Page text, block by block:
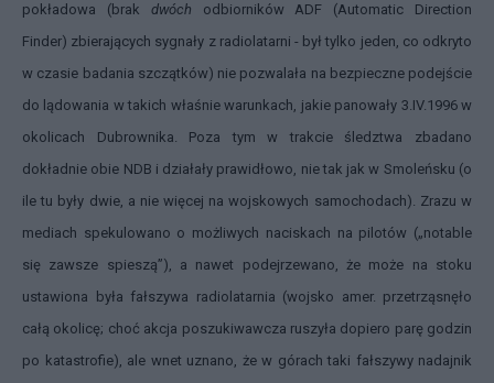
pokładowa (brak dwóch odbiorników ADF (Automatic Direction
Finder) zbierających sygnały z radiolatarni - był tylko jeden, co odkryto
w czasie badania szczątków) nie pozwalała na bezpieczne podejście
do lądowania w takich właśnie warunkach, jakie panowały 3.IV.1996 w
okolicach Dubrownika. Poza tym w trakcie śledztwa zbadano
dokładnie obie NDB i działały prawidłowo, nie tak jak w Smoleńsku (o
ile tu były dwie, a nie więcej na wojskowych samochodach). Zrazu w
mediach spekulowano o możliwych naciskach na pilotów („notable
się zawsze spieszą”), a nawet podejrzewano, że może na stoku
ustawiona była fałszywa radiolatarnia (wojsko amer. przetrząsnęło
całą okolicę; choć akcja poszukiwawcza ruszyła dopiero parę godzin
po katastrofie), ale wnet uznano, że w górach taki fałszywy nadajnik